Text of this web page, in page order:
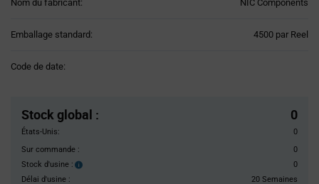
Nom du fabricant: NIC Components
Emballage standard: 4500 par Reel
Code de date:
Stock global : 0
États-Unis:
0
Sur commande :
0
Stock d'usine :
Stock
0
Délai d'usine :
20 Semaines